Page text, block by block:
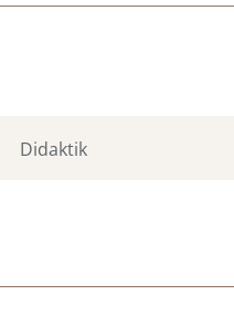
Didaktik